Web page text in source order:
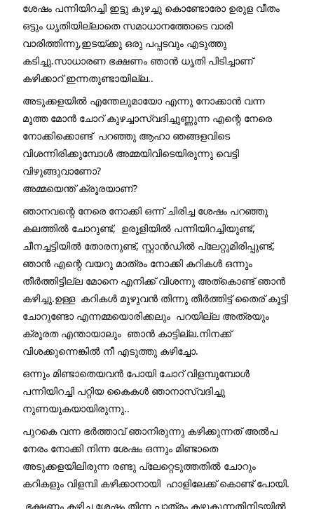
ശേഷം പന്നിയിറച്ചി ഇട്ടു കുഴച്ചു കൊണ്ടോരോ ഉരുള വീതം
ഒട്ടും ധൃതിയില്ലാതെ സമാധാനത്തോടെ വാരി
വാരിത്തിന്നു,ഇടയ്ക്കു ഒരു പപ്പടവും എടുത്തു
കടിച്ചു.സാധാരണ ഭക്ഷണം ഞാൻ ധൃതി പിടിച്ചാണ്
കഴിക്കാറ് ഇന്നതുണ്ടായില്ല..
അടുക്കളയിൽ എന്തേലുമായോ എന്നു നോക്കാൻ വന്ന
മൂത്ത മോൻ ചോറ് കുഴച്ചാസ്വദിച്ചുണ്ണുന്ന എന്റെ നേരെ
നോക്കിക്കൊണ്ട്  പറഞ്ഞു ആഹാ ഞങ്ങളവിടെ
വിശന്നിരിക്കുമ്പോൾ അമ്മയിവിടെയിരുന്നു വെട്ടി
വിഴുങ്ങുവാണോ?
അമ്മയെന്ത് ക്രൂരയാണ്?
ഞാനവന്റെ നേരെ നോക്കി ഒന്ന് ചിരിച്ച ശേഷം പറഞ്ഞു
കലത്തിൽ ചോറുണ്ട്,  ഉരുളിയിൽ പന്നിയിറച്ചിയുണ്ട്,
ചീനച്ചട്ടിയിൽ തോരനുണ്ട്, സ്റ്റാൻഡിൽ പ്ലേറ്റുമിരിപ്പുണ്ട്,
ഞാൻ എന്റെ വയറു മാത്രം നോക്കി കറികൾ ഒന്നും
തീർത്തിട്ടില്ല മോനെ എനിക്ക് വിശന്നു അത്കൊണ്ട് ഞാൻ
കഴിച്ചു.ഉള്ള  കറികൾ മുഴുവൻ തിന്നു തീർത്തിട്ട് തൈര് കൂട്ടി
ചോറുണ്ടോ എന്നമ്മയൊരിക്കലും  പറയില്ല അത്രയും
ക്രൂരത എന്തായാലും  ഞാൻ കാട്ടില്ല.നിനക്ക്
വിശക്കുന്നെങ്കിൽ നീ എടുത്തു കഴിച്ചോ.
ഒന്നും മിണ്ടാതെയവൻ പോയി ചോറ് വിളമ്പുമ്പോൾ
പന്നിയിറച്ചി പറ്റിയ കൈകൾ ഞാനാസ്വദിച്ചു
നുണയുകയായിരുന്നു..
പുറകെ വന്ന ഭർത്താവ് ഞാനിരുന്നു കഴിക്കുന്നത് അൽപ
നേരം നോക്കി നിന്ന ശേഷം ഒന്നും മിണ്ടാതെ
അടുക്കളയിലിരുന്ന രണ്ടു പ്ലേറ്റെടുത്തതിൽ ചോറും
കറികളും വിളമ്പി കഴിക്കാനായി  ഹാളിലേക്ക് കൊണ്ട് പോയി.